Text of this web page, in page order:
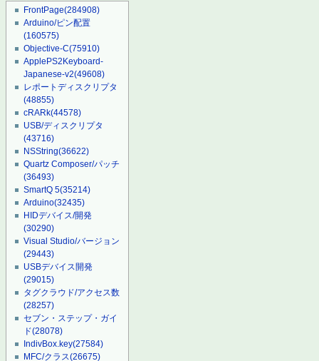
FrontPage(284908)
Arduino/ピン配置
(160575)
Objective-C(75910)
ApplePS2Keyboard-
Japanese-v2(49608)
レポートディスクリプタ
(48855)
cRARk(44578)
USB/ディスクリプタ
(43716)
NSString(36622)
Quartz Composer/パッチ
(36493)
SmartQ 5(35214)
Arduino(32435)
HIDデバイス/開発
(30290)
Visual Studio/バージョン
(29443)
USBデバイス開発
(29015)
タグクラウド/アクセス数
(28257)
セブン・ステップ・ガイ
ド(28078)
IndivBox.key(27584)
MFC/クラス(26675)